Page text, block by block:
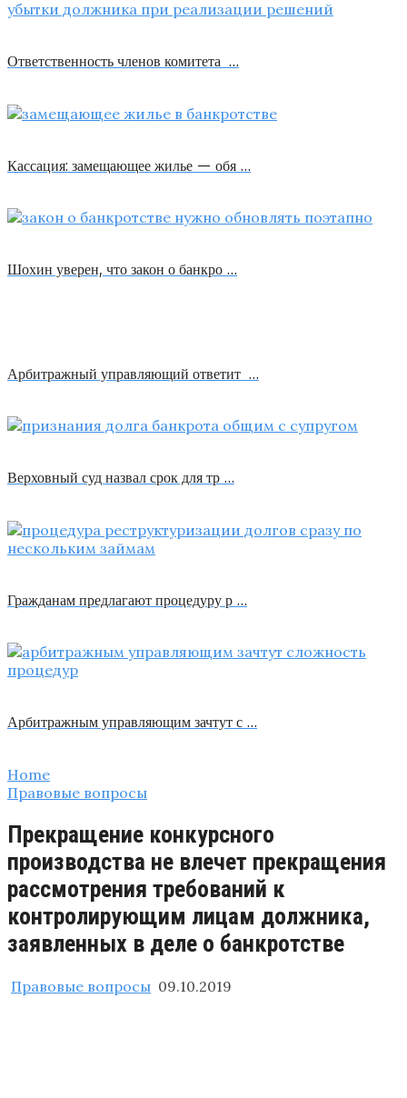
Ответственность членов комитета …
Кассация: замещающее жилье — обя …
Шохин уверен, что закон о банкро …
Арбитражный управляющий ответит …
Верховный суд назвал срок для тр …
Гражданам предлагают процедуру р …
Арбитражным управляющим зачтут с …
Home
Правовые вопросы
Прекращение конкурсного
производства не влечет прекращения
рассмотрения требований к
контролирующим лицам должника,
заявленных в деле о банкротстве
Правовые вопросы 09.10.2019